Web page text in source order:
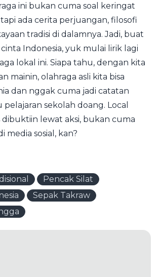
ini bukan cuma soal keringat
ada cerita perjuangan, filosofi
tradisi di dalamnya. Jadi, buat
Indonesia, yuk mulai lirik lagi
lokal ini. Siapa tahu, dengan kita
mainin, olahraga asli kita bisa
dan nggak cuma jadi catatan
sekolah doang. Local
lewat aksi, bukan cuma
media sosial, kan?
Pencak Silat
Sepak Takraw